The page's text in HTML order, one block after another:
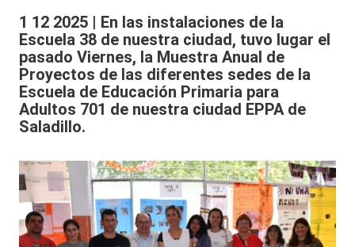
1 12 2025 | En las instalaciones de la
Escuela 38 de nuestra ciudad, tuvo lugar el
pasado Viernes, la Muestra Anual de
Proyectos de las diferentes sedes de la
Escuela de Educación Primaria para
Adultos 701 de nuestra ciudad EPPA de
Saladillo.